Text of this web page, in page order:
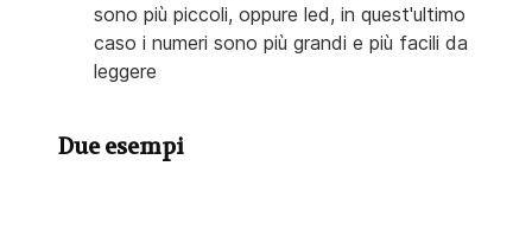
sono più piccoli, oppure led, in quest'ultimo
caso i numeri sono più grandi e più facili da
leggere
Due esempi